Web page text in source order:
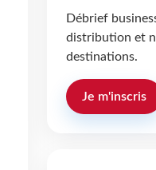
Débrief
distribution et
destinations.
Je m'inscris